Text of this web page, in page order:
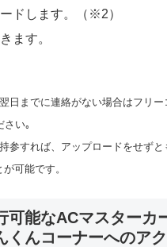
ドします。（※2）
ます。
までに連絡がない場合はフリー
さい｡
参すれば、アップロードをせずと
可能です。
可能なACマスターカ
くんコーナーへのア